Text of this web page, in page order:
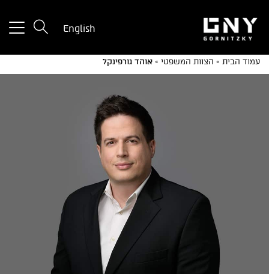
English
עמוד הבית » הצוות המשפטי » אוהד גורפינקל